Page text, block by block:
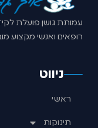
עמותת גושן פועלת
רופאים ואנשי מקצוע
ניווט
ראשי
תינוקות